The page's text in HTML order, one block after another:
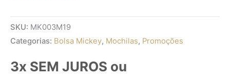
SKU: MK003M19
Categorias: Bolsa Mickey, Mochilas, Promoções
3x SEM JUROS ou